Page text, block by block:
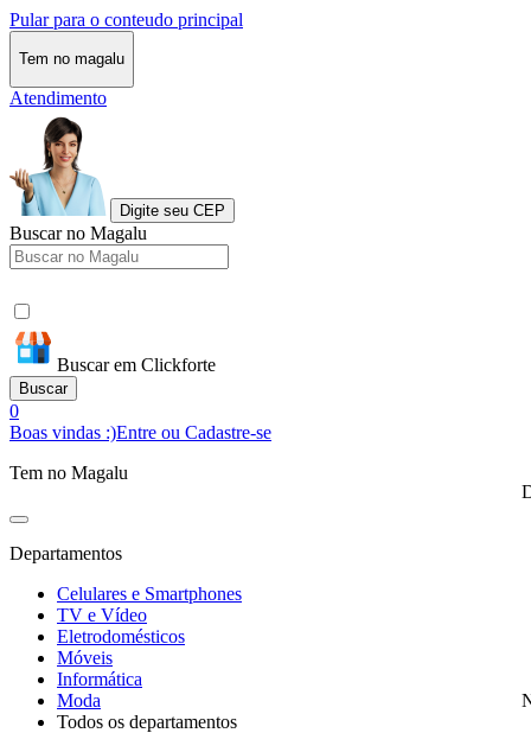
Pular para o conteudo principal
Tem no magalu
Atendimento
Digite seu CEP
Buscar no Magalu
Buscar em Clickforte
Buscar
0
Boas vindas :)Entre ou Cadastre-se
Tem no Magalu
Departamentos
Celulares e Smartphones
TV e Vídeo
Eletrodomésticos
Móveis
Informática
Moda
Todos os departamentos